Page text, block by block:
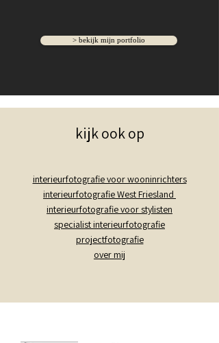
> bekijk mijn portfolio
kijk ook op
interieurfotografie voor wooninrichters
interieurfotografie West Friesland
interieurfotografie voor stylisten
specialist interieurfotografie
projectfotografie
over mij